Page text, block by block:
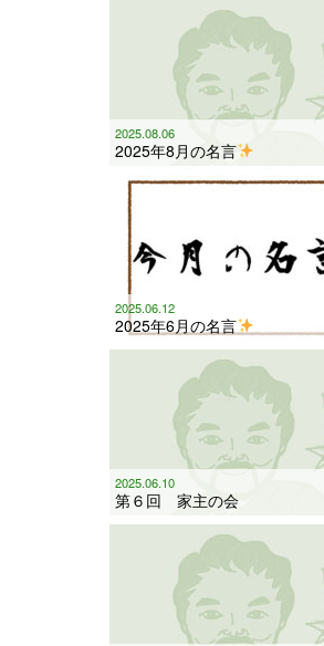
2025.08.06
2025年8月の名言
2025.06.12
2025年6月の名言
2025.06.10
第６回 家主の会